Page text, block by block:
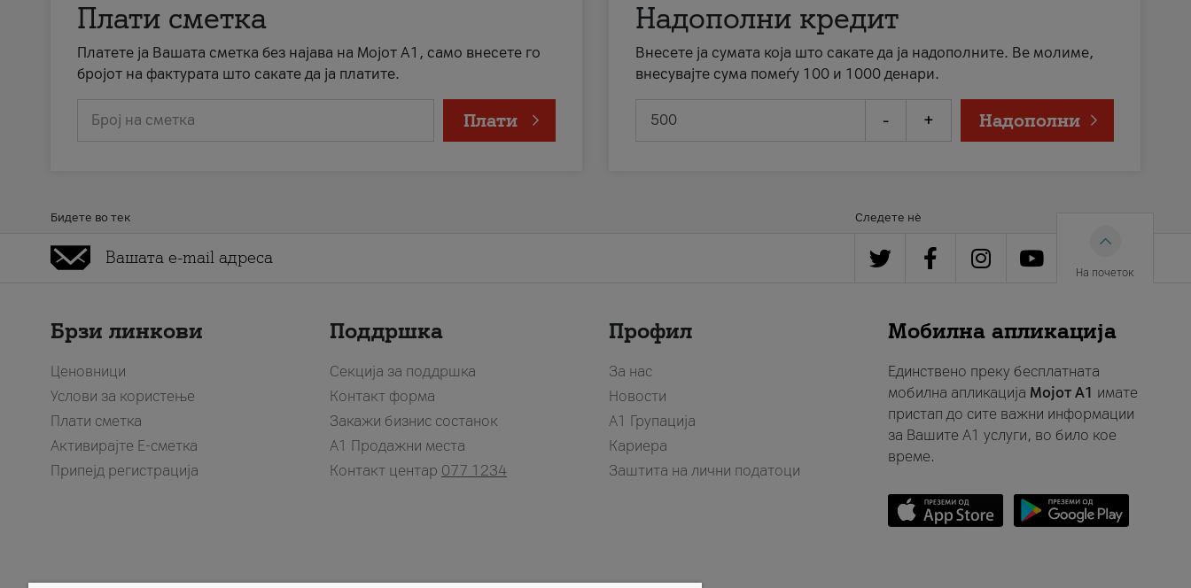
Плати сметка
Платете ја Вашата сметка без најава на Мојот А1, само внесете го
бројот на фактурата што сакате да ја платите.
Број на сметка Плати
Надополни кредит
Внесете ја сумата која што сакате да ја надополните. Ве молиме,
внесувајте сума помеѓу 100 и 1000 денари.
- + Надополни
Бидете во тек Следете нè
На почеток
Брзи линкови
Ценовници
Услови за користење
Плати сметка
Активирајте Е-сметка
Припејд регистрација
Поддршка
Секција за поддршка
Контакт форма
Закажи бизнис состанок
A1 Продажни места
Контакт центар 077 1234
Профил
За нас
Новости
А1 Групација
Кариера
Заштита на лични податоци
Мобилна апликација
Единствено преку бесплатната
мобилна апликација Мојот A1 имате
пристап до сите важни информации
за Вашите A1 услуги, во било кое
време.